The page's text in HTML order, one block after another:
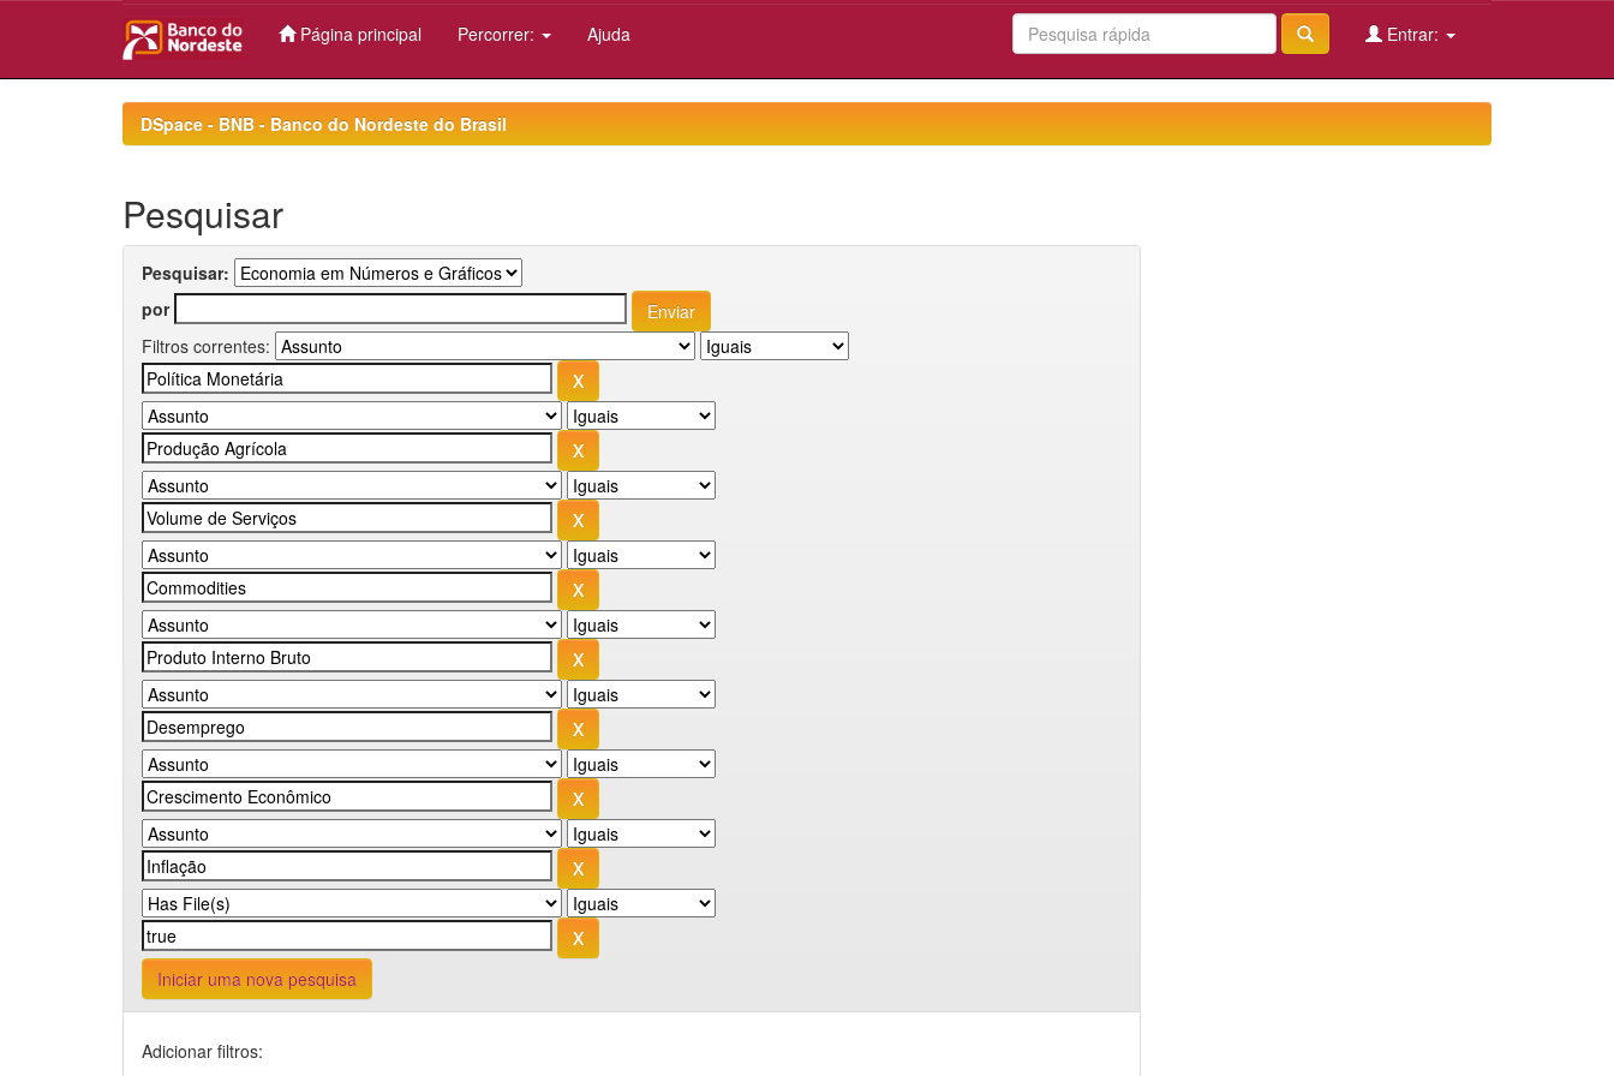
Página principal Percorrer: Ajuda Entrar:
DSpace - BNB - Banco do Nordeste do Brasil
Pesquisar
Pesquisar:
por
Filtros correntes:
Iniciar uma nova pesquisa
Adicionar filtros: